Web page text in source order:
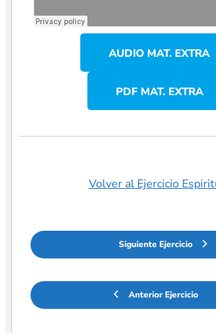
AUDIO MAT. EXTRA
PDF MAT. EXTRA
Anterior Ejercicio
Volver al Ejercicio
Siguiente Ejercicio